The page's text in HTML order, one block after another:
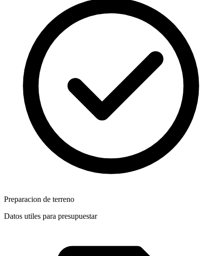
Preparacion de terreno
Datos utiles para presupuestar